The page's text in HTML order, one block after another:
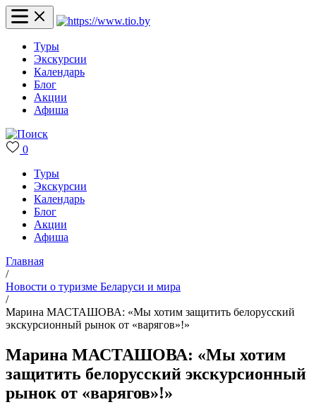
Туры
Экскурсии
Календарь
Блог
Акции
Афиша
0
Туры
Экскурсии
Календарь
Блог
Акции
Афиша
Главная
/
Новости о туризме Беларуси и мира
/
Марина МАСТАШОВА: «Мы хотим защитить белорусский
экскурсионный рынок от «варягов»!»
Марина МАСТАШОВА: «Мы хотим
защитить белорусский экскурсионный
рынок от «варягов»!»